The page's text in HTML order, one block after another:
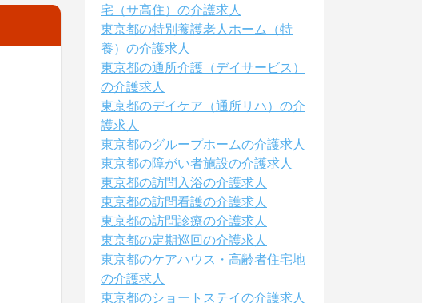
宅（サ高住）の介護求人
東京都の特別養護老人ホーム（特
養）の介護求人
東京都の通所介護（デイサービス）
の介護求人
東京都のデイケア（通所リハ）の介
護求人
東京都のグループホームの介護求人
東京都の障がい者施設の介護求人
東京都の訪問入浴の介護求人
東京都の訪問看護の介護求人
東京都の訪問診療の介護求人
東京都の定期巡回の介護求人
東京都のケアハウス・高齢者住宅地
の介護求人
東京都のショートステイの介護求人